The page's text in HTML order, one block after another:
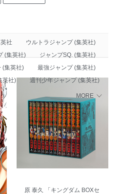
社
ウルトラジャンプ (集英社)
(集英社)
ジャンプSQ. (集英社)
(集英社)
最強ジャンプ (集英社)
英社)
週刊少年ジャンプ (集英社)
MORE
原 泰久 「キングダム BOXセ